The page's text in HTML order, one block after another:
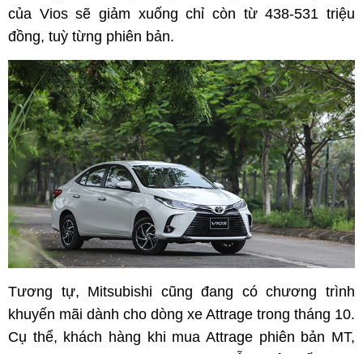
của Vios sẽ giảm xuống chỉ còn từ 438-531 triệu
đồng, tuỳ từng phiên bản.
Tương tự, Mitsubishi cũng đang có chương trình
khuyến mãi dành cho dòng xe Attrage trong tháng 10.
Cụ thể, khách hàng khi mua Attrage phiên bản MT,